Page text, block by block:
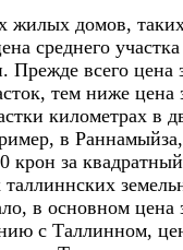
жилых домов,
среднего участка
Прежде всего цена
тем ниже цена
километрах в
в Раннамыйза,
крон за
в основном цена
с Таллинном,